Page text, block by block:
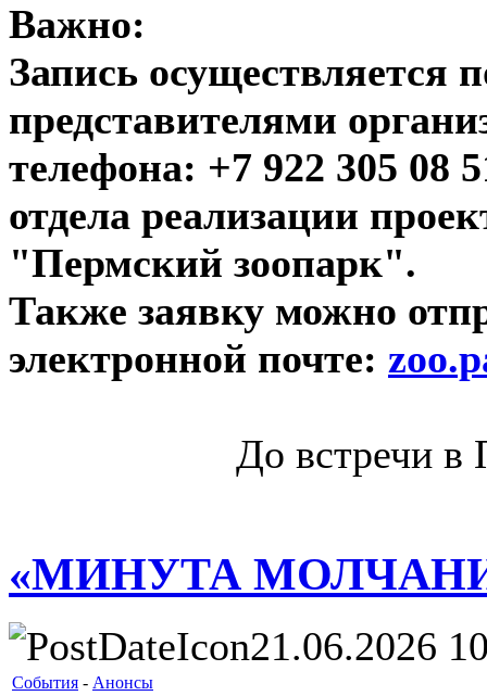
Важно:
Запись осуществляется
представителями
телефона: +7 922 305 08
отдела реализации
"Пермский зоопарк".
Также заявку можно
электронной почте:
До встречи в
«МИНУТА
21.06.2026
События - Анонсы